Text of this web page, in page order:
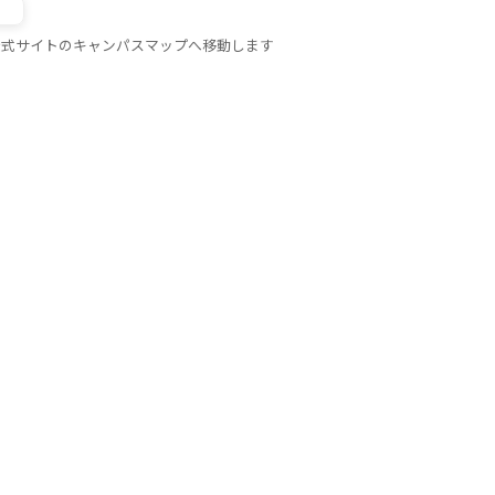
サイトのキャンパスマップへ移動します